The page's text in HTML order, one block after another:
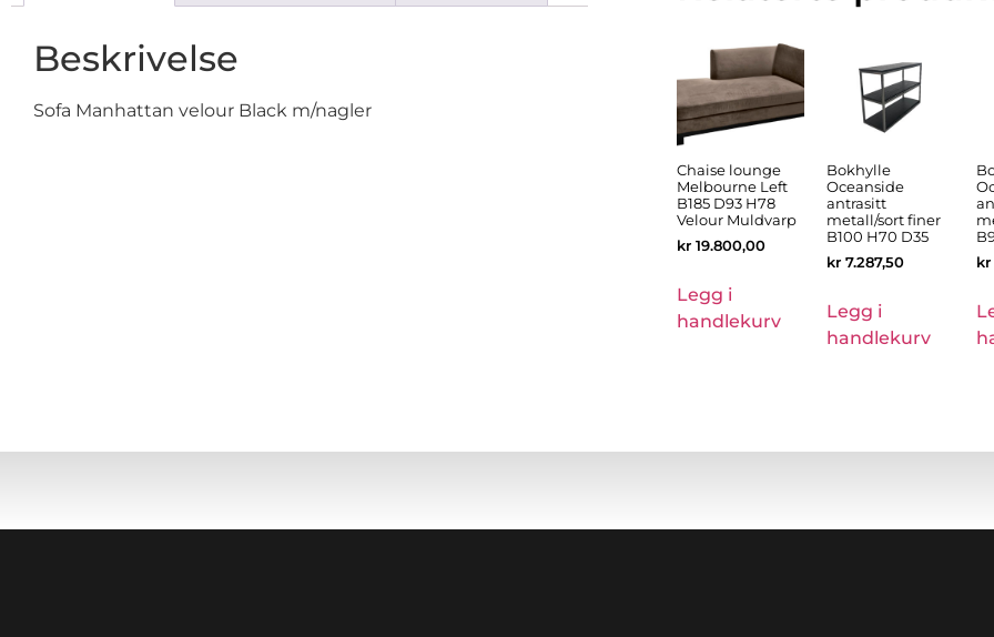
Beskrivelse
Sofa Manhattan velour Black m/nagler
Chaise lounge
Melbourne Left
B185 D93 H78
Velour Muldvarp
kr 19.800,00
Legg i
handlekurv
Bokhylle
Oceanside
antrasitt
metall/sort finer
B100 H70 D35
kr 7.287,50
Legg i
handlekurv
kr